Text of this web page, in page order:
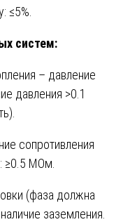
≤5%.
систем:
– давление
давления >0.1
сопротивления
≥0.5 МОм.
(фаза должна
заземления.